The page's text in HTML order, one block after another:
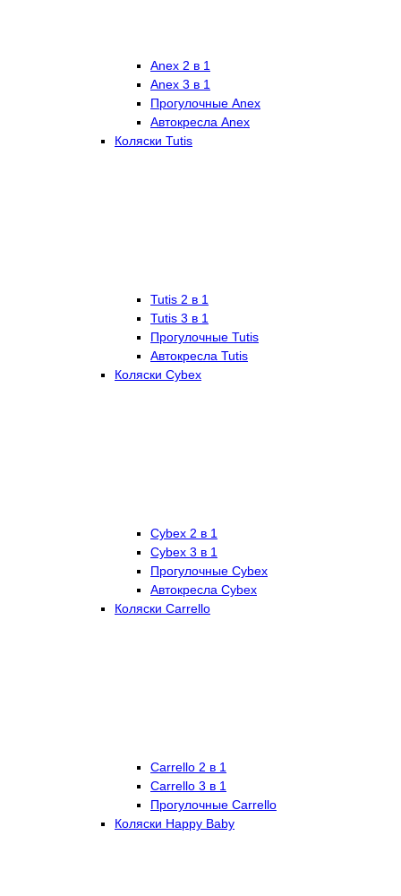
Anex 2 в 1
Anex 3 в 1
Прогулочные Anex
Автокресла Anex
Коляски Tutis
Tutis 2 в 1
Tutis 3 в 1
Прогулочные Tutis
Автокресла Tutis
Коляски Cybex
Cybex 2 в 1
Cybex 3 в 1
Прогулочные Cybex
Автокресла Cybex
Коляски Carrello
Carrello 2 в 1
Carrello 3 в 1
Прогулочные Carrello
Коляски Happy Baby